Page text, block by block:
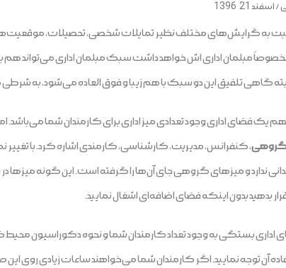
/اسفند 21, 1396
گرایش‌های مختلف نظیر تمایلات شخصی، تحصیلات، موقعیت‌های
مبلمان اداری اش خواهد داشت سبک مبلمان اداری می‌تواند
گاهی تلفیق این دو سبک با هم زیبا و فوق العاده می‌شود، به
یک فضای اداری وجود تعدادی میز اداری برای کارمندان شما می‌باشد.
گروهی، کنفرانس، مدیریت، کارشناسی، کارمندی اشاره کرد. با
ندارد و میزهای گروهی جای آن‌ها را گرفته است. این گونه
بدهید بدون اینکه فضای اضافه‌ای اشغال نمایید.
اداری بستگی به وجود تعداد کارمندان شما و نحوه دکوراسیون
آن توجه نمایید. اگر کارمندان شما می‌خواهند ساعات زیادی